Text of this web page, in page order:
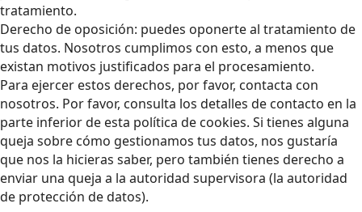
tratamiento.
Derecho de oposición: puedes oponerte al tratamiento de
tus datos. Nosotros cumplimos con esto, a menos que
existan motivos justificados para el procesamiento.
Para ejercer estos derechos, por favor, contacta con
nosotros. Por favor, consulta los detalles de contacto en la
parte inferior de esta política de cookies. Si tienes alguna
queja sobre cómo gestionamos tus datos, nos gustaría
que nos la hicieras saber, pero también tienes derecho a
enviar una queja a la autoridad supervisora (la autoridad
de protección de datos).